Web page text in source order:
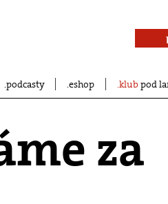
podcasty eshop klubpod
za